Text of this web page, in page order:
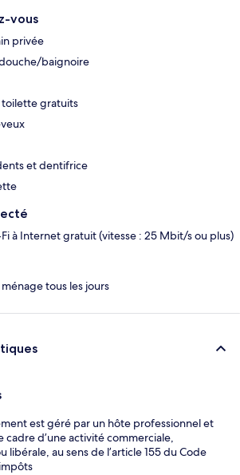
vous
privée
baignoire
gratuits
et dentifrice
Fi à Internet gratuit (vitesse : 25 Mbit/s ou plus)
tous les jours
est géré par un hôte professionnel et
cadre d’une activité commerciale,
libérale, au sens de l’article 155 du Code